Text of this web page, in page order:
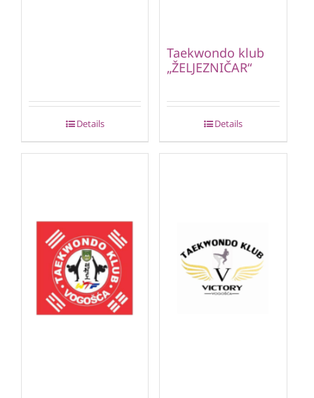
Details
Taekwondo klub
„ŽELJEZNIČAR“
Details